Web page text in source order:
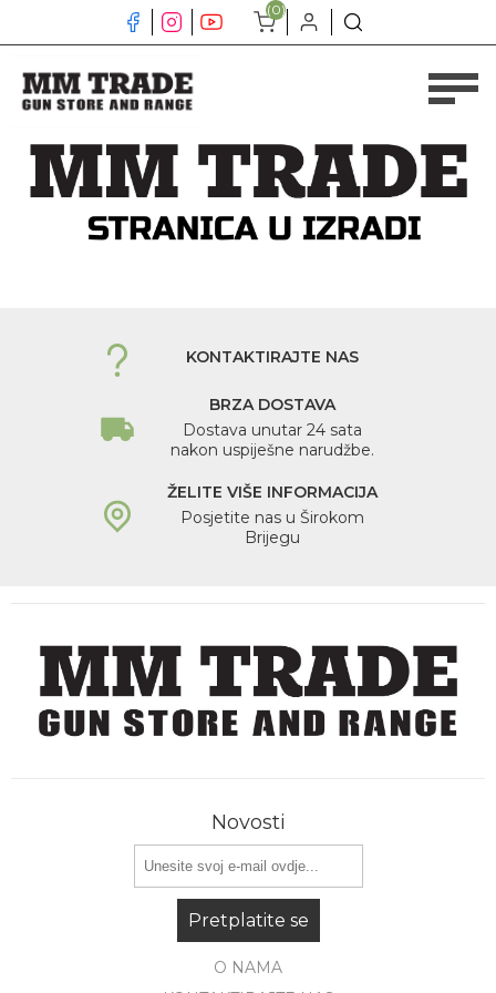
(0)
KONTAKTIRAJTE NAS
BRZA DOSTAVA
Dostava unutar 24 sata
nakon uspiješne narudžbe.
ŽELITE VIŠE INFORMACIJA
Posjetite nas u Širokom
Brijegu
Novosti
Pretplatite se
O NAMA